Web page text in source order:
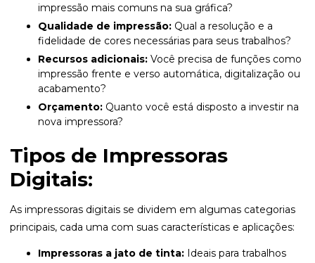
impressão mais comuns na sua gráfica?
Qualidade de impressão: Qual a resolução e a
fidelidade de cores necessárias para seus trabalhos?
Recursos adicionais: Você precisa de funções como
impressão frente e verso automática, digitalização ou
acabamento?
Orçamento: Quanto você está disposto a investir na
nova impressora?
Tipos de Impressoras
Digitais:
As impressoras digitais se dividem em algumas categorias
principais, cada uma com suas características e aplicações:
Impressoras a jato de tinta: Ideais para trabalhos